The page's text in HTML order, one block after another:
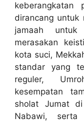
dirancang untuk
jamaah
merasakan
kota suci,
standar yang
reguler,
kesempatan
sholat Jumat
Nabawi, serta